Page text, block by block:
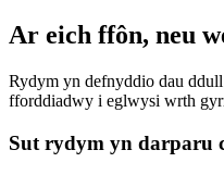
Ar eich ffôn, neu
Rydym yn defnyddio dau
fforddiadwy i eglwysi wrth
Sut rydym yn darparu